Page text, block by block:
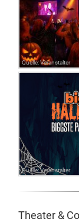
Quelle: Veranstalter
Quelle: Veranstalter
Theater &